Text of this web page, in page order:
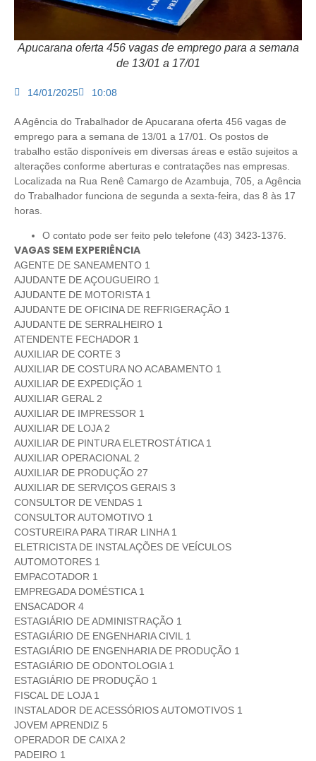
Apucarana oferta 456 vagas de emprego para a semana
de 13/01 a 17/01
14/01/2025 10:08
A Agência do Trabalhador de Apucarana oferta 456 vagas de
emprego para a semana de 13/01 a 17/01. Os postos de
trabalho estão disponíveis em diversas áreas e estão sujeitos a
alterações conforme aberturas e contratações nas empresas.
Localizada na Rua Renê Camargo de Azambuja, 705, a Agência
do Trabalhador funciona de segunda a sexta-feira, das 8 às 17
horas.
O contato pode ser feito pelo telefone (43) 3423-1376.
VAGAS SEM EXPERIÊNCIA
AGENTE DE SANEAMENTO 1
AJUDANTE DE AÇOUGUEIRO 1
AJUDANTE DE MOTORISTA 1
AJUDANTE DE OFICINA DE REFRIGERAÇÃO 1
AJUDANTE DE SERRALHEIRO 1
ATENDENTE FECHADOR 1
AUXILIAR DE CORTE 3
AUXILIAR DE COSTURA NO ACABAMENTO 1
AUXILIAR DE EXPEDIÇÃO 1
AUXILIAR GERAL 2
AUXILIAR DE IMPRESSOR 1
AUXILIAR DE LOJA 2
AUXILIAR DE PINTURA ELETROSTÁTICA 1
AUXILIAR OPERACIONAL 2
AUXILIAR DE PRODUÇÃO 27
AUXILIAR DE SERVIÇOS GERAIS 3
CONSULTOR DE VENDAS 1
CONSULTOR AUTOMOTIVO 1
COSTUREIRA PARA TIRAR LINHA 1
ELETRICISTA DE INSTALAÇÕES DE VEÍCULOS
AUTOMOTORES 1
EMPACOTADOR 1
EMPREGADA DOMÉSTICA 1
ENSACADOR 4
ESTAGIÁRIO DE ADMINISTRAÇÃO 1
ESTAGIÁRIO DE ENGENHARIA CIVIL 1
ESTAGIÁRIO DE ENGENHARIA DE PRODUÇÃO 1
ESTAGIÁRIO DE ODONTOLOGIA 1
ESTAGIÁRIO DE PRODUÇÃO 1
FISCAL DE LOJA 1
INSTALADOR DE ACESSÓRIOS AUTOMOTIVOS 1
JOVEM APRENDIZ 5
OPERADOR DE CAIXA 2
PADEIRO 1